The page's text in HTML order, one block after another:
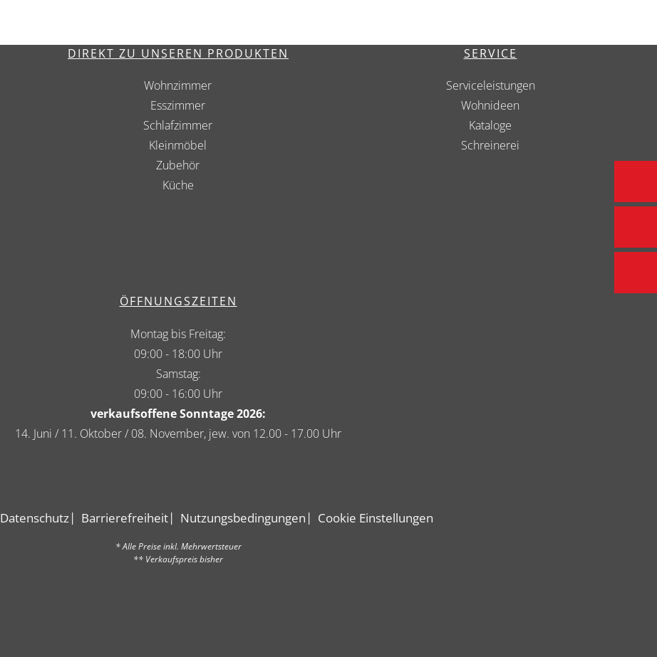
DIREKT ZU UNSEREN PRODUKTEN
Wohnzimmer
Esszimmer
Schlafzimmer
Kleinmöbel
Zubehör
Küche
SERVICE
Serviceleistungen
Wohnideen
Kataloge
Schreinerei
ÖFFNUNGSZEITEN
Montag bis Freitag:
09:00 - 18:00 Uhr
Samstag:
09:00 - 16:00 Uhr
verkaufsoffene Sonntage 2026:
14. Juni / 11. Oktober / 08. November, jew. von 12.00 - 17.00 Uhr
Datenschutz Barrierefreiheit Nutzungsbedingungen Cookie Einstellungen
* Alle Preise inkl. Mehrwertsteuer
** Verkaufspreis bisher